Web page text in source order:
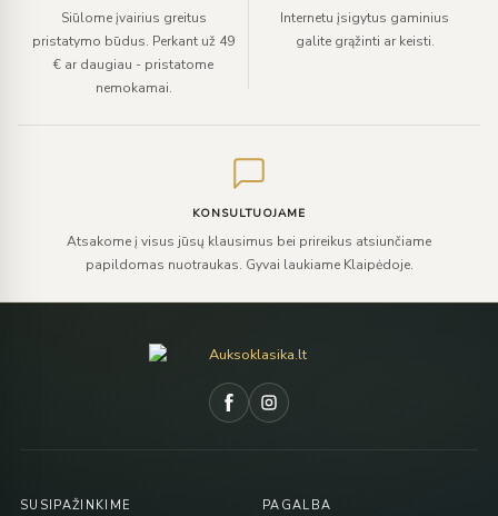
Siūlome įvairius greitus
pristatymo būdus. Perkant už 49
€ ar daugiau - pristatome
nemokamai.
Internetu įsigytus gaminius
galite grąžinti ar keisti.
KONSULTUOJAME
Atsakome į visus jūsų klausimus bei prireikus atsiunčiame
papildomas nuotraukas. Gyvai laukiame Klaipėdoje.
SUSIPAŽINKIME PAGALBA